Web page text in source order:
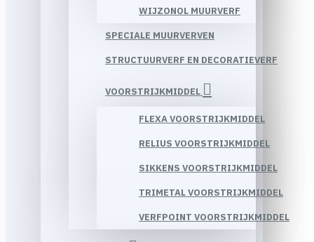
WIJZONOL MUURVERF
SPECIALE MUURVERVEN
STRUCTUURVERF EN DECORATIEVERF
VOORSTRIJKMIDDEL
FLEXA VOORSTRIJKMIDDEL
RELIUS VOORSTRIJKMIDDEL
SIKKENS VOORSTRIJKMIDDEL
TRIMETAL VOORSTRIJKMIDDEL
VERFPOINT VOORSTRIJKMIDDEL